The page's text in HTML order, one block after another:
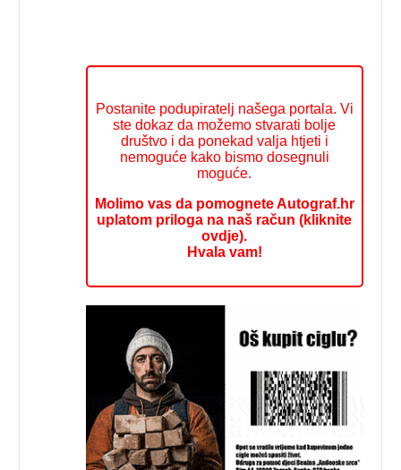
Postanite podupiratelj našega portala. Vi
ste dokaz da možemo stvarati bolje
društvo i da ponekad valja htjeti i
nemoguće kako bismo dosegnuli
moguće.
Molimo vas da pomognete Autograf.hr
uplatom priloga na naš račun (kliknite
ovdje).
Hvala vam!